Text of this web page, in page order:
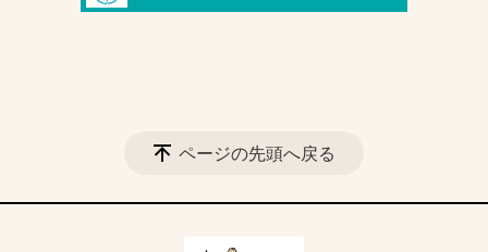
ページの先頭へ戻る